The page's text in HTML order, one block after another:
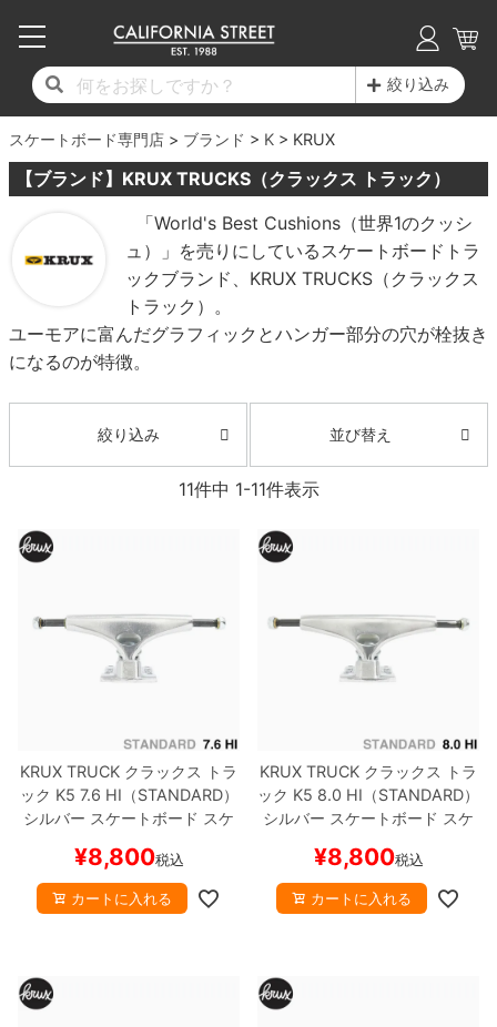
絞り込み
スケートボード専門店 ブランド K KRUX
【ブランド】KRUX TRUCKS（クラックス トラック）
「World's Best Cushions（世界1のクッシ
ュ）」を売りにしているスケートボードトラ
ックブランド、KRUX TRUCKS（クラックス
トラック）。
ユーモアに富んだグラフィックとハンガー部分の穴が栓抜き
になるのが特徴。
絞り込み 並び替え
11件中 1-11件表示
KRUX TRUCK クラックス
トラ
ック K5 7.6 HI（STANDARD）
シルバー スケートボード スケ
¥8,800税込
カートに入れる
KRUX TRUCK クラックス
トラ
ック K5 8.0 HI（STANDARD）
シルバー スケートボード スケ
¥8,800税込
カートに入れる
17時までのご注文は当日発送！
11,000円以上で送料無料！
毎月1日はポイント5倍！10日と20日は3倍！
コンプリートセット（完成品）
デッキ
17時までのご注文は当日発送！
11,000円以上で送料無料！
毎月1日はポイント5倍！10日と20日は3倍！
デッキ新着一覧
デッキブランド一覧（全てのデッキ）
サイズからデッキを選ぶ
子供用デッキ
7.0inch以下
7.2inch
7.3inch
7.6inch
7.9inch
8.3inch
8.4inch
8.7inch
17時までのご注文は当日発送！
11,000円以上で送料無料！
毎月1日はポイント5倍！10日と20日は3倍！
トラック新着一覧
トラックブランド一覧（全てのトラック）
適合デッキサイズから選ぶ
7.0inch以下
7.2inch
7.3inch
7.5inch
7.7inch
8.0inch
8.4inch
8.5inch
8.8inch
ウィール
17時までのご注文は当日発送！
11,000円以上で送料無料！
毎月1日はポイント5倍！10日と20日は3倍！
ウィール新着一覧
ウィールブランド一覧（全てのウィール）
ウィールをサイズから選ぶ
50mm
51mm
52mm
53mm
55mm
58mm
63mm
64mm
72mm
スピットファイヤー F4（フォーミュラフォ
ボーンズ XF（エックスフォーミュラ）
ボーンズ STF（エスティーエフ）
パウエルペラルタ DF（ドラゴンフォーミュ
ソフトウィール（クルーザー）
ベアリング
足回りセット（トラック・ウィールセット）
練習用アイテム（初心者におすすめ）
スケートケース・バッグ
メディア（雑誌・DVD・CD）
17時までのご注文は当日発送！
11,000円以上で送料無料！
毎月1日はポイント5倍！10日と20日は3倍！
シューズ新着一覧
シューズブランド一覧
シューズをサイズから選ぶ
20cm
21cm
22cm
22.5cm
23.5cm
25cm
27cm
27.5cm
29cm
サンダル
インソール
シューレース・その他
17時までのご注文は当日発送！
11,000円以上で送料無料！
毎月1日はポイント5倍！10日と20日は3倍！
Tシャツ
ロングスリーブTシャツ
ジャケット
パーカー
トレーナー・セーター
7分袖シャツ・ラグラン
キャップ
ソックス
アンダーウエア
17時までのご注文は当日発送！
11,000円以上で送料無料！
毎月1日はポイント5倍！10日と20日は3倍！
最新ブログ一覧
カテゴリー
17時までのご注文は当日発送！
11,000円以上で送料無料！
毎月1日はポイント5倍！10日と20日は3倍！
初心者の方へ
商品情報
スタッフおすすめアイテム
ブランド紹介
スケートパーク情報
17時までのご注文は当日発送！
11,000円以上で送料無料！
毎月1日はポイント5倍！10日と20日は3倍！
店舗情報
ショップライダー紹介
カリフォルニアストリートの歴史
プライバシーポリシー
特定商取引法に基づく表記